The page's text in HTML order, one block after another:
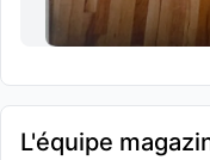
L'équipe